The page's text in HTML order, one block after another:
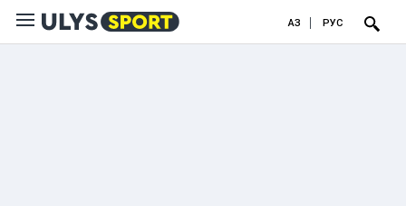
ҚАЗ РУС